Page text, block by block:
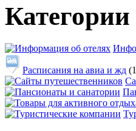
Расписания на авиа и жд